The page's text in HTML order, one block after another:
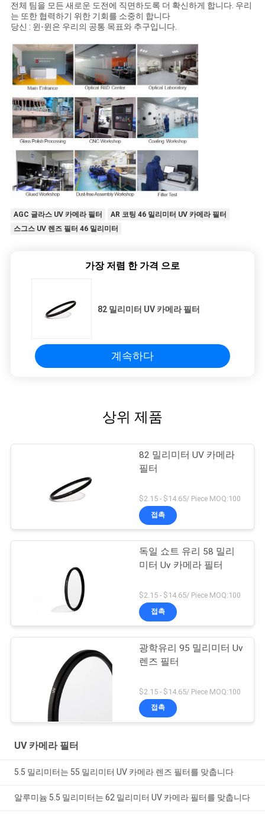
전체 팀을 모든 새로운 도전에 직면하도록 더 확신하게 합니다. 우리
는 또한 협력하기 위한 기회를 소중히 합니다
당신 : 윈-윈은 우리의 공통 목표와 추구입니다.
AGC 글라스 UV 카메라 필터
AR 코팅 46 밀리미터 UV 카메라 필터
스그스 UV 렌즈 필터 46 밀리미터
가장 저렴 한 가격 으로
82 밀리미터 UV 카메라 필터
계속하다
상위 제품
82 밀리미터 UV 카메라
필터
$2.15 - $14.65/ Piece MOQ:100
접촉
독일 쇼트 유리 58 밀리
미터 Uv 카메라 필터
$2.15 - $14.65/ Piece MOQ:100
접촉
광학유리 95 밀리미터 Uv
렌즈 필터
$2.15 - $14.65/ Piece MOQ:100
접촉
UV 카메라 필터
5.5 밀리미터는 55 밀리미터 UV 카메라 렌즈 필터를 맞춥니다
알루미늄 5.5 밀리미터는 62 밀리미터 UV 카메라 필터를 맞춥니다